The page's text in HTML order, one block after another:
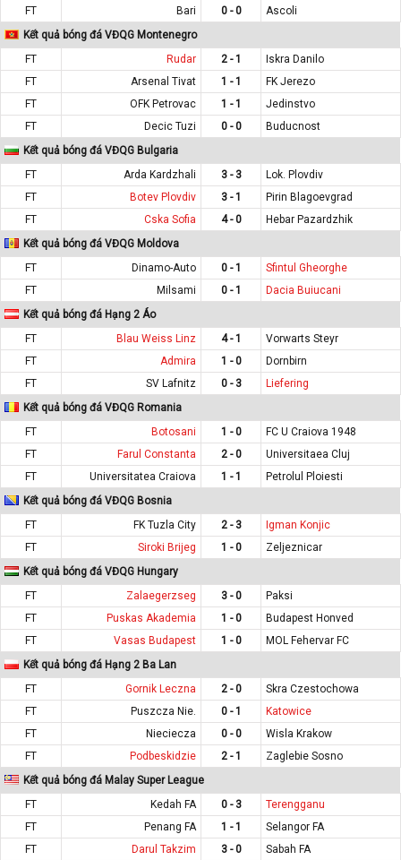
FT Bari 0 - 0
Ascoli
Kết quả bóng đá VĐQG Montenegro
FT
Rudar 2 - 1
Iskra Danilo
FT
Arsenal Tivat 1 - 1
FK Jerezo
FT
OFK Petrovac 1 - 1
Jedinstvo
FT
Decic Tuzi 0 - 0
Buducnost
Kết quả bóng đá VĐQG Bulgaria
FT
Arda Kardzhali 3 - 3
Lok. Plovdiv
FT
Botev Plovdiv 3 - 1
Pirin Blagoevgrad
FT
Cska Sofia 4 - 0
Hebar Pazardzhik
Kết quả bóng đá VĐQG Moldova
FT
Dinamo-Auto 0 - 1
Sfintul Gheorghe
FT
Milsami 0 - 1
Dacia Buiucani
Kết quả bóng đá Hạng 2 Áo
FT
Blau Weiss Linz 4 - 1
Vorwarts Steyr
FT
Admira 1 - 0
Dornbirn
FT
SV Lafnitz 0 - 3
Liefering
Kết quả bóng đá VĐQG Romania
FT
Botosani 1 - 0
FC U Craiova 1948
FT
Farul Constanta 2 - 0
Universitaea Cluj
FT
Universitatea Craiova 1 - 1
Petrolul Ploiesti
Kết quả bóng đá VĐQG Bosnia
FT
FK Tuzla City 2 - 3
Igman Konjic
FT
Siroki Brijeg 1 - 0
Zeljeznicar
Kết quả bóng đá VĐQG Hungary
FT
Zalaegerzseg 3 - 0
Paksi
FT
Puskas Akademia 1 - 0
Budapest Honved
FT
Vasas Budapest 1 - 0
MOL Fehervar FC
Kết quả bóng đá Hạng 2 Ba Lan
FT
Gornik Leczna 2 - 0
Skra Czestochowa
FT
Puszcza Nie. 0 - 1
Katowice
FT
Nieciecza 0 - 0
Wisla Krakow
FT
Podbeskidzie 2 - 1
Zaglebie Sosno
Kết quả bóng đá Malay Super League
FT
Kedah FA 0 - 3
Terengganu
FT
Penang FA 1 - 1
Selangor FA
FT
Darul Takzim 3 - 0
Sabah FA